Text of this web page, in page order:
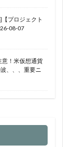
【プロジェクト
08-07
！米仮想通貨
、、、重要ニ